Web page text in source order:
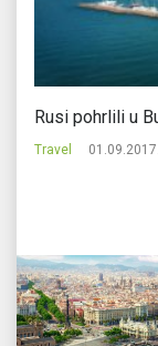
Rusi pohrlili u
Travel 01.09.2017.